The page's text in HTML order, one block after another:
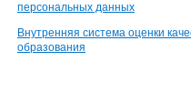
персональных данных
Внутренняя система оценки
образования